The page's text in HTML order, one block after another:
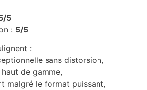
5
: 5/5
:
sans distorsion,
de gamme,
malgré le format puissant,